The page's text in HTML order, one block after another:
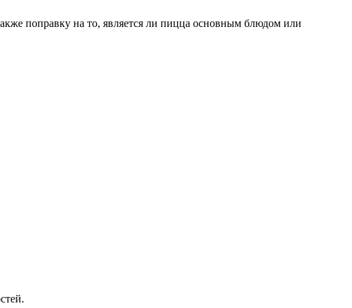
поправку на то, является ли пицца основным блюдом или